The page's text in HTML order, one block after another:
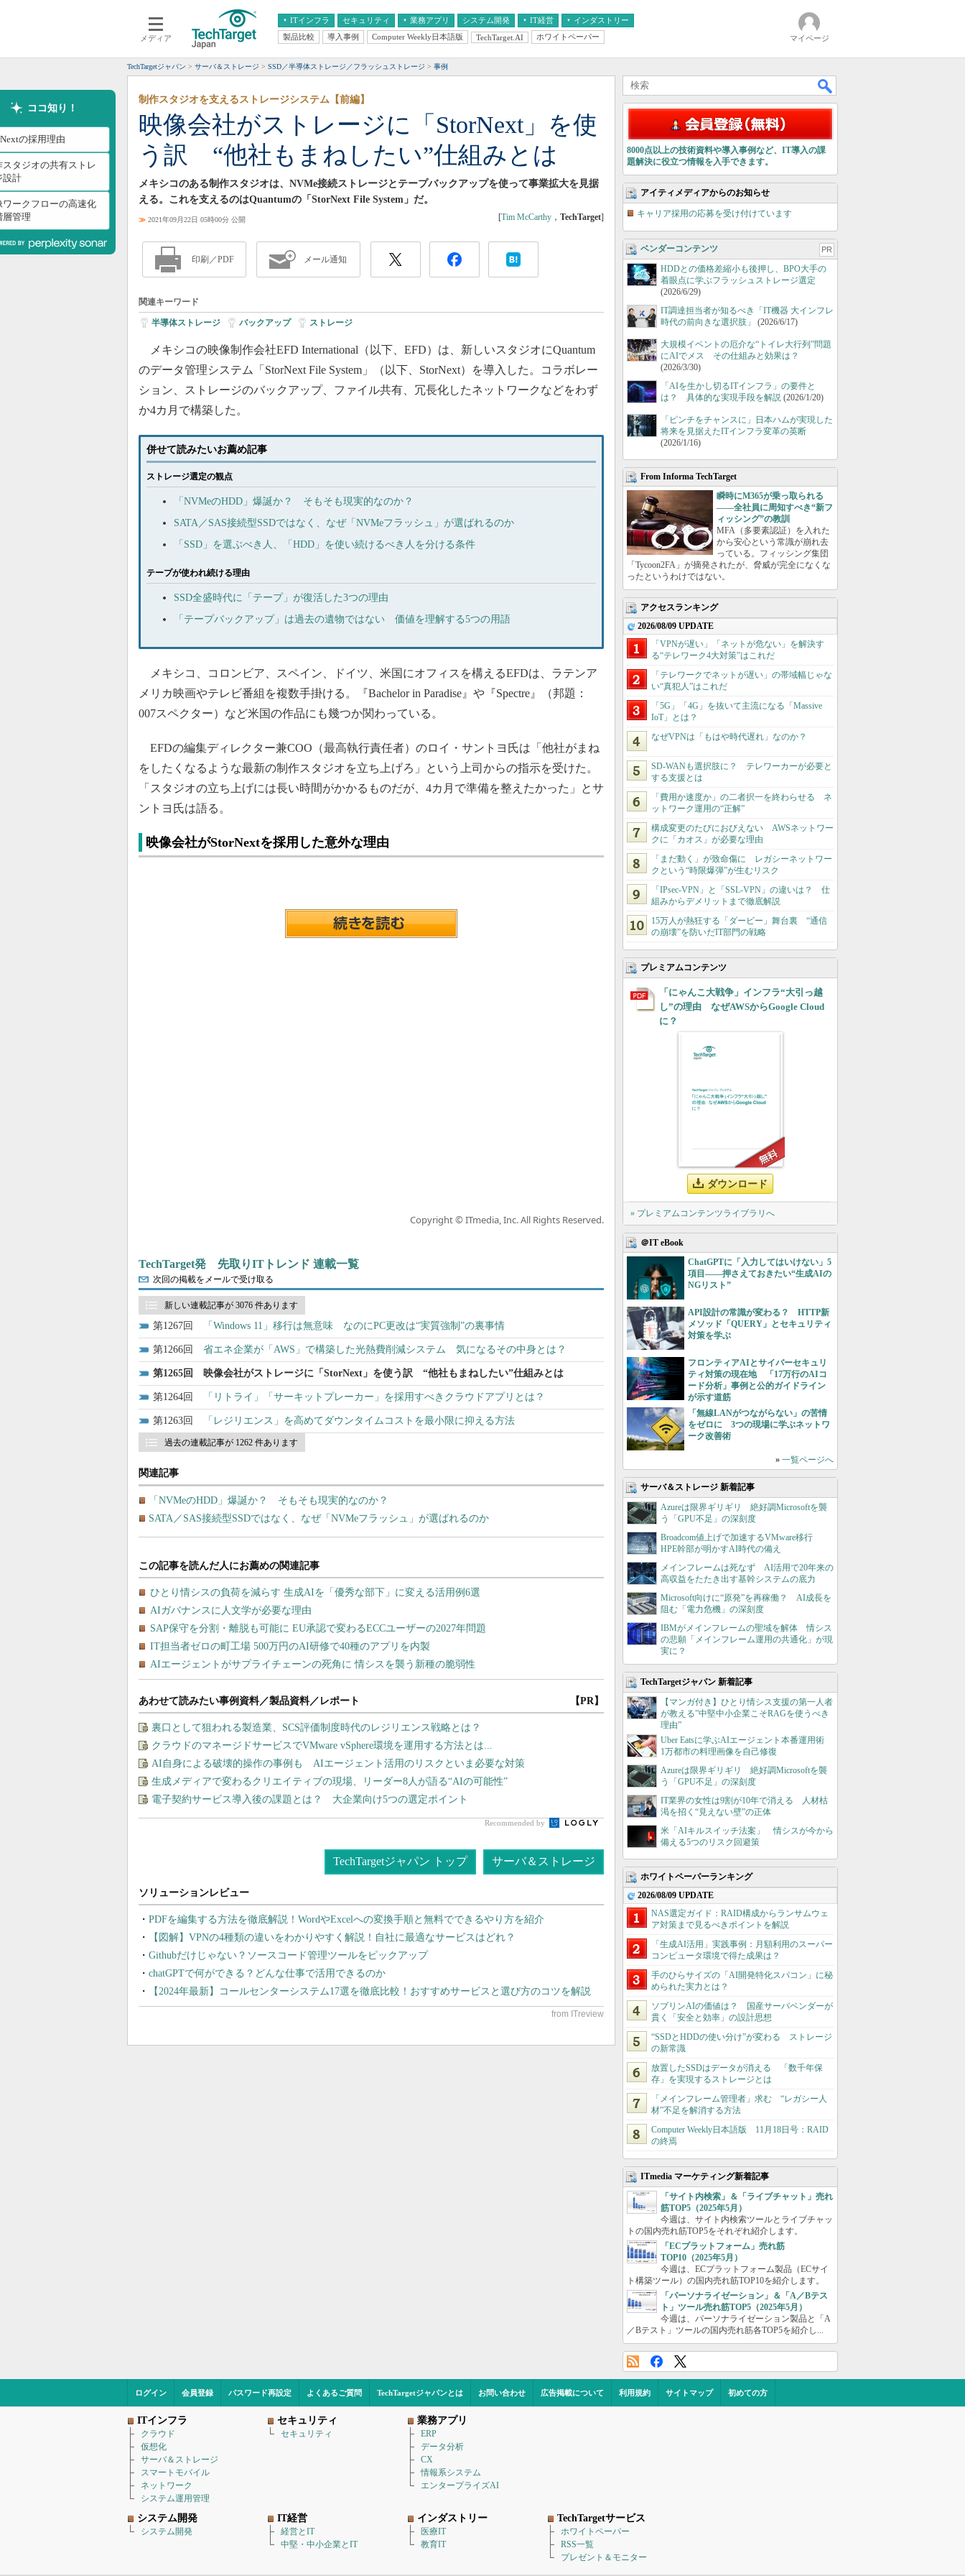
メディア
ITインフラ
クラウド
スマートモバイル
ネットワーク
システム運用管理
セキュリティ 業務アプリ
エンタープライズAI
ERP
CX
情報系システム
システム開発 IT経営
経営とIT
中堅・中小企業とIT
インダストリー
医療IT
教育IT
製品比較 導入事例 Computer Weekly日本語版 TechTarget.AI ホワイトペーパー マイページ
TechTargetジャパン サーバ＆ストレージ SSD／半導体ストレージ／フラッシュストレージ 事例
ココ知り！
の採用理由
スタジオの共有ストレ
設計
ワークフローの高速化
層管理
映像会社がストレージに「StorNext」を使
う訳 “他社もまねしたい”仕組みとは
制作スタジオを支えるストレージシステム【前編】
メキシコのある制作スタジオは、NVMe接続ストレージとテープバックアップを使って事業拡大を見据
える。これを支えるのはQuantumの「StorNext File System」だ。
≫ 2021年09月22日 05時00分 公開 [Tim McCarthy ， TechTarget]
印刷／PDF メール通知
関連キーワード
半導体ストレージ バックアップ| ストレージ
メキシコの映像制作会社EFD International（以下、EFD）は、新しいスタジオにQuantum
のデータ管理システム「StorNext File System」（以下、StorNext）を導入した。コラボレー
ション、ストレージのバックアップ、ファイル共有、冗長化したネットワークなどをわず
か4カ月で構築した。
併せて読みたいお薦め記事
ストレージ選定の観点
「NVMeのHDD」爆誕か？ そもそも現実的なのか？
SATA／SAS接続型SSDではなく、なぜ「NVMeフラッシュ」が選ばれるのか
「SSD」を選ぶべき人、「HDD」を使い続けるべき人を分ける条件
テープが使われ続ける理由
SSD全盛時代に「テープ」が復活した3つの理由
「テープバックアップ」は過去の遺物ではない 価値を理解する5つの用語
メキシコ、コロンビア、スペイン、ドイツ、米国にオフィスを構えるEFDは、ラテンア
メリカ映画やテレビ番組を複数手掛ける。『Bachelor in Paradise』や『Spectre』（邦題：
007スペクター）など米国の作品にも幾つか関わっている。
EFDの編集ディレクター兼COO（最高執行責任者）のロイ・サントヨ氏は「他社がまね
をしたくなるような最新の制作スタジオを立ち上げろ」という上司からの指示を受けた。
「スタジオの立ち上げには長い時間がかかるものだが、4カ月で準備を整えたかった」とサ
ントヨ氏は語る。
映像会社がStorNextを採用した意外な理由
Copyright © ITmedia, Inc. All Rights Reserved.
TechTarget発 先取りITトレンド 連載一覧
次回の掲載をメールで受け取る
新しい連載記事が 3076 件あります
1267 「Windows 11」移行は無意味 なのにPC更改は“実質強制”の裏事情
1266 省エネ企業が「AWS」で構築した光熱費削減システム 気になるその中身とは？
1265 映像会社がストレージに「StorNext」を使う訳 “他社もまねしたい”仕組みとは
1264 「リトライ」「サーキットプレーカー」を採用すべきクラウドアプリとは？
1263 「レジリエンス」を高めてダウンタイムコストを最小限に抑える方法
過去の連載記事が 1262 件あります
関連記事
「NVMeのHDD」爆誕か？ そもそも現実的なのか？
SATA／SAS接続型SSDではなく、なぜ「NVMeフラッシュ」が選ばれるのか
あわせて読みたい事例資料／製品資料／レポート 【PR】
裏口として狙われる製造業、SCS評価制度時代のレジリエンス戦略とは？
クラウドのマネージドサービスでVMware vSphere環境を運用する方法とは...
AI自身による破壊的操作の事例も AIエージェント活用のリスクといま必要な対策
生成メディアで変わるクリエイティブの現場、リーダー8人が語る“AIの可能性”
電子契約サービス導入後の課題とは？ 大企業向け5つの選定ポイント
Recommended by
TechTargetジャパン トップ サーバ＆ストレージ
PDFを編集する方法を徹底解説！WordやExcelへの変換手順と無料でできるやり方を紹介
【図解】VPNの4種類の違いをわかりやすく解説！自社に最適なサービスはどれ？
Githubだけじゃない？ソースコード管理ツールをピックアップ
chatGPTで何ができる？どんな仕事で活用できるのか
【2024年最新】コールセンターシステム17選を徹底比較！おすすめサービスと選び方のコツを解説
8000点以上の技術資料や導入事例など、IT導入の課
題解決に役立つ情報を入手できます。
アイティメディアからのお知らせ
キャリア採用の応募を受け付けています
ベンダーコンテンツ PR
HDDとの価格差縮小も後押し、BPO大手の
着眼点に学ぶフラッシュストレージ選定
(2026/6/29)
IT調達担当者が知るべき「IT機器 大インフレ
時代の前向きな選択肢」
(2026/6/17)
大規模イベントの厄介な“トイレ大行列”問題
にAIでメス その仕組みと効果は？
(2026/3/30)
「AIを生かし切るITインフラ」の要件と
は？ 具体的な実現手段を解説 (2026/1/20)
「ピンチをチャンスに」日本ハムが実現した
将来を見据えたITインフラ変革の英断
(2026/1/16)
From Informa TechTarget
瞬時にM365が乗っ取られる
――全社員に周知すべき“新フ
ィッシング”の教訓
MFA（多要素認証）を入れた
から安心という常識が崩れ去
っている。フィッシング集団
「Tycoon2FA」が摘発されたが、脅威が完全になくな
ったというわけではない。
アクセスランキング
2026/08/09 UPDATE
「VPNが遅い」「ネットが危ない」を解決す
る“テレワーク4大対策”はこれだ
「テレワークでネットが遅い」の帯域幅じゃな
い“真犯人”はこれだ
「5G」「4G」を抜いて主流になる「Massive
IoT」とは？
なぜVPNは「もはや時代遅れ」なのか？
SD-WANも選択肢に？ テレワーカーが必要と
する支援とは
「費用か速度か」の二者択一を終わらせる ネ
ットワーク運用の“正解”
構成変更のたびにおびえない AWSネットワー
クに「カオス」が必要な理由
「まだ動く」が致命傷に レガシーネットワー
クという“時限爆弾”が生むリスク
「IPsec-VPN」と「SSL-VPN」の違いは？ 仕
組みからデメリットまで徹底解説
15万人が熱狂する「ダービー」舞台裏 “通信
の崩壊”を防いだIT部門の戦略
プレミアムコンテンツ
「にゃんこ大戦争」インフラ“大引っ越
し”の理由 なぜAWSからGoogle Cloud
に？
ダウンロード
» プレミアムコンテンツライブラリへ
＠IT eBook
ChatGPTに「入力してはいけない」5
項目――押さえておきたい“生成AIの
NGリスト”
API設計の常識が変わる？ HTTP新
メソッド「QUERY」とセキュリティ
対策を学ぶ
フロンティアAIとサイバーセキュリ
ティ対策の現在地 「17万行のAIコ
ード分析」事例と公的ガイドライン
が示す道筋
「無線LANがつながらない」の苦情
をゼロに 3つの現場に学ぶネットワ
ーク改善術
» 一覧ページへ
サーバ＆ストレージ 新着記事
Azureは限界ギリギリ 絶好調Microsoftを襲
う「GPU不足」の深刻度
Broadcom値上げで加速するVMware移行
HPE幹部が明かすAI時代の備え
メインフレームは死なず AI活用で20年来の
高収益をたたき出す基幹システムの底力
Microsoft向けに“原発”を再稼働？ AI成長を
阻む「電力危機」の深刻度
IBMがメインフレームの聖域を解体 情シス
の悲願「メインフレーム運用の共通化」が現
実に？
TechTargetジャパン 新着記事
【マンガ付き】ひとり情シス支援の第一人者
が教える”中堅中小企業こそRAGを使うべき
理由”
Uber Eatsに学ぶAIエージェント本番運用術
1万都市の料理画像を自己修復
Azureは限界ギリギリ 絶好調Microsoftを襲
う「GPU不足」の深刻度
IT業界の女性は9割が10年で消える 人材枯
渇を招く“見えない壁”の正体
米「AIキルスイッチ法案」 情シスが今から
備える5つのリスク回避策
ホワイトペーパーランキング
2026/08/09 UPDATE
NAS選定ガイド：RAID構成からランサムウェ
ア対策まで見るべきポイントを解説
「生成AI活用」実践事例：月額利用のスーパー
コンピュータ環境で得た成果は？
手のひらサイズの「AI開発特化スパコン」に秘
められた実力とは？
ソブリンAIの価値は？ 国産サーバベンダーが
貫く「安全と効率」の設計思想
“SSDとHDDの使い分け”が変わる ストレージ
の新常識
放置したSSDはデータが消える 「数千年保
存」を実現するストレージとは
「メインフレーム管理者」求む “レガシー人
材”不足を解消する方法
Computer Weekly日本語版 11月18日号：RAID
の終焉
ITmedia マーケティング新着記事
「サイト内検索」＆「ライブチャット」売れ
筋TOP5（2025年5月）
今週は、サイト内検索ツールとライブチャッ
トの国内売れ筋TOP5をそれぞれ紹介します。
「ECプラットフォーム」売れ筋
TOP10（2025年5月）
今週は、ECプラットフォーム製品（ECサイ
ト構築ツール）の国内売れ筋TOP10を紹介します。
「パーソナライゼーション」＆「A／Bテス
ト」ツール売れ筋TOP5（2025年5月）
今週は、パーソナライゼーション製品と「A
／Bテスト」ツールの国内売れ筋各TOP5を紹介し...
ログイン 会員登録 パスワード再設定 よくあるご質問 TechTargetジャパンとは お問い合わせ 広告掲載について 利用規約 サイトマップ 初めての方
ITインフラ
クラウド
仮想化
サーバ＆ストレージ
スマートモバイル
ネットワーク
システム運用管理
セキュリティ
セキュリティ
業務アプリ
ERP
データ分析
CX
情報系システム
エンタープライズAI
システム開発
システム開発
IT経営
経営とIT
中堅・中小企業とIT
インダストリー
医療IT
教育IT
TechTargetサービス
ホワイトペーパー
RSS一覧
プレゼント＆モニター